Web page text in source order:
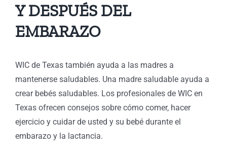
Y DESPUÉS DEL
EMBARAZO
WIC de Texas también ayuda a las madres a
mantenerse saludables. Una madre saludable ayuda a
crear bebés saludables. Los profesionales de WIC en
Texas ofrecen consejos sobre cómo comer, hacer
ejercicio y cuidar de usted y su bebé durante el
embarazo y la lactancia.